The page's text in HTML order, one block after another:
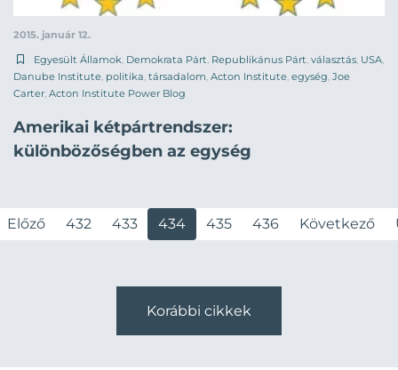
2015. január 12.
Egyesült Államok, Demokrata Párt, Republikánus Párt, választás, USA,
Danube Institute, politika, társadalom, Acton Institute, egység, Joe
Carter, Acton Institute Power Blog
Amerikai kétpártrendszer:
különbözőségben az egység
Előző 432 433 434 435 436 Következő
Korábbi cikkek